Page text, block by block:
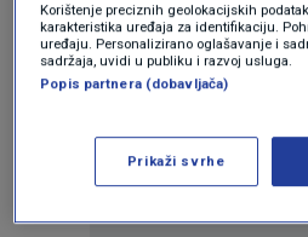
Korištenje preciznih geolokacijskih
karakteristika uređaja za identifikaciju.
uređaju. Personalizirano oglašavanje i
sadržaja, uvidi u publiku i razvoj usluga.
Popis partnera (dobavljača)
Prikaži svrhe